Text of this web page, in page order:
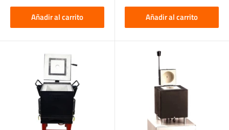
Añadir al carrito Añadir al carrito